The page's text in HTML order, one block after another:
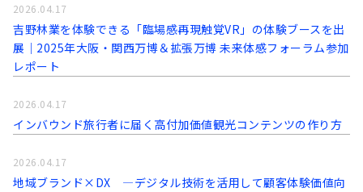
吉野林業を体験できる「臨場感再現触覚VR」の体験ブースを出
展｜2025年大阪・関西万博＆拡張万博 未来体感フォーラム参加
レポート
2026.04.17
インバウンド旅行者に届く高付加価値観光コンテンツの作り方
2026.04.17
地域ブランド×DX ―デジタル技術を活用して顧客体験価値向
2026.04.17